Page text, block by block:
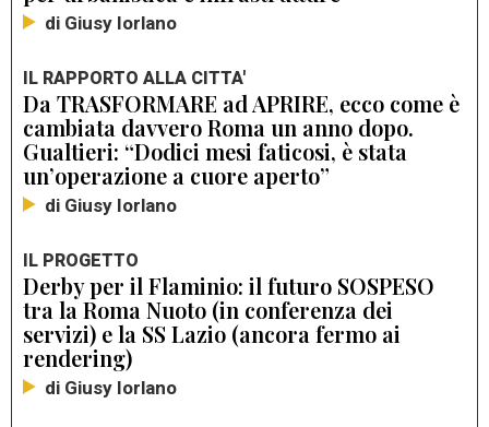
di Giusy Iorlano
IL RAPPORTO ALLA CITTA'
Da TRASFORMARE ad APRIRE, ecco come è
cambiata davvero Roma un anno dopo.
Gualtieri: “Dodici mesi faticosi, è stata
un’operazione a cuore aperto”
di Giusy Iorlano
IL PROGETTO
Derby per il Flaminio: il futuro SOSPESO
tra la Roma Nuoto (in conferenza dei
servizi) e la SS Lazio (ancora fermo ai
rendering)
di Giusy Iorlano